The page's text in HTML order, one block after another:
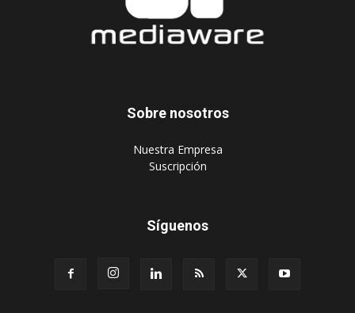
Sobre nosotros
‎Nuestra Empresa
‎Suscripción
Síguenos